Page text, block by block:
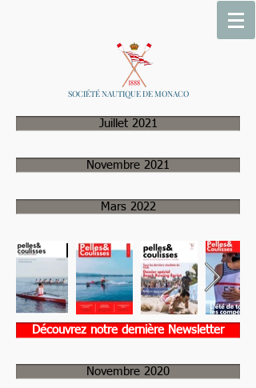
SOCIÉTÉ NAUTIQUE DE MONACO
Juillet 2021
Novembre 2021
Mars 2022
Découvrez notre dernière Newsletter
Novembre 2020